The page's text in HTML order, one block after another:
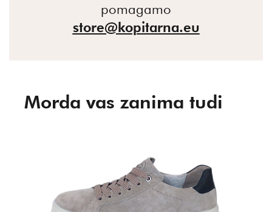
pomagamo
store@kopitarna.eu
Morda vas zanima tudi